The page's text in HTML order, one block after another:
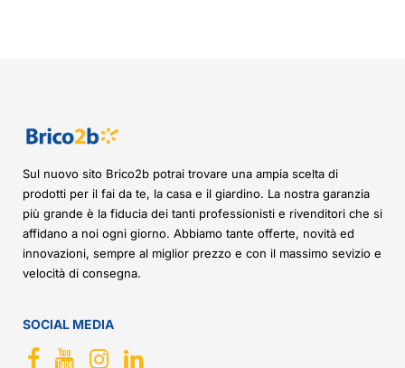
Sul nuovo sito Brico2b potrai trovare una ampia scelta di
prodotti per il fai da te, la casa e il giardino. La nostra garanzia
più grande è la fiducia dei tanti professionisti e rivenditori che si
affidano a noi ogni giorno. Abbiamo tante offerte, novità ed
innovazioni, sempre al miglior prezzo e con il massimo sevizio e
velocità di consegna.
SOCIAL MEDIA